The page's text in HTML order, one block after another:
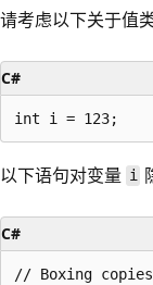
请考虑以下关于值
C#
以下语句对变量 i
C#
// Boxing